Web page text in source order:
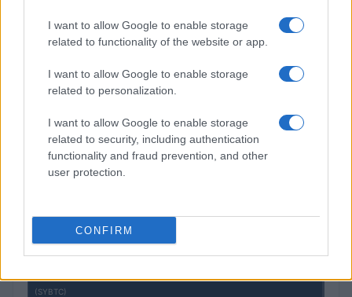
I want to allow Google to enable storage
related to functionality of the website or app.
I want to allow Google to enable storage
related to personalization.
I want to allow Google to enable storage
related to security, including authentication
functionality and fraud prevention, and other
user protection.
CONFIRM
Kinza Babylon Staked BTC
(KBTC)
$83,270.00
Eureka Bridged PAX Gold (Terra
JDB
(KPK ETH PRIME)
(SYBTC)